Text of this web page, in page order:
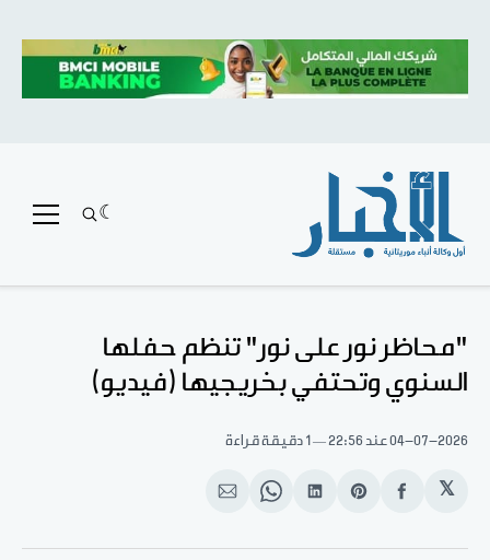
"محاظر نور على نور" تنظم حفلها
السنوي وتحتفي بخريجيها (فيديو)
04-07-2026عند 22:56 1 دقيقة قراءة
𝕏
انشر
الفيسبوك
Share
Pinterest
انشر
لينكد
Share
WhatsApp
انشر
الإيميل